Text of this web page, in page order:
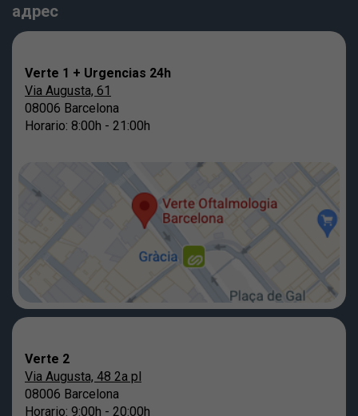
адрес
Verte 1 + Urgencias 24h
Via Augusta, 61
08006 Barcelona
Horario: 8:00h - 21:00h
Verte 2
Via Augusta, 48 2a pl
08006 Barcelona
Horario: 9:00h - 20:00h